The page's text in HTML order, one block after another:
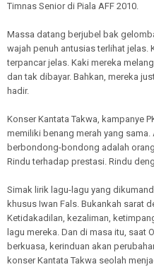
Timnas Senior di Piala AFF 2010.
Massa datang berjubel bak
wajah penuh antusias terlihat
terpancar jelas. Kaki mereka
dan tak dibayar. Bahkan, mereka
hadir.
Konser Kantata Takwa, kampanye
memiliki benang merah yang
berbondong-bondong adalah
Rindu terhadap prestasi. Rindu
Simak lirik lagu-lagu yang
khusus Iwan Fals. Bukankah sarat
Ketidakadilan, kezaliman,
lagu mereka. Dan di masa itu, saat
berkuasa, kerinduan akan
konser Kantata Takwa seolah